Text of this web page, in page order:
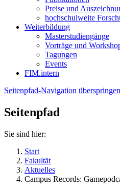
Preise und
hochschulweite
Weiterbildung
Masterstudiengänge
Vorträge und
Tagungen
Events
FIM.intern
Seitenpfad-Navigation überspringen
Seitenpfad
Sie sind hier:
Start
Fakultät
Aktuelles
Campus Records: